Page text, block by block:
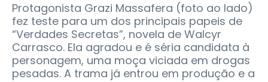
Protagonista Grazi Massafera (foto ao lado)
fez teste para um dos principais papeis de
“Verdades Secretas”, novela de Walcyr
Carrasco. Ela agradou e é séria candidata à
personagem, uma moça viciada em drogas
pesadas. A trama já entrou em produção e a